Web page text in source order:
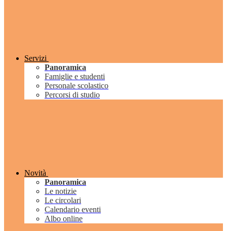
Servizi
Panoramica
Famiglie e studenti
Personale scolastico
Percorsi di studio
Novità
Panoramica
Le notizie
Le circolari
Calendario eventi
Albo online